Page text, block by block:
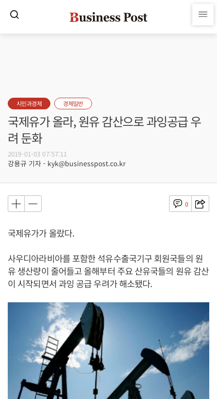
시민과경제 경제일반
국제유가 올라, 원유 감산으로 과잉공급 우
려 둔화
2019-01-03 07:57:11
강용규 기자 - kyk@businesspost.co.kr
0
국제유가가 올랐다.
사우디아라비아를 포함한 석유수출국기구 회원국들의 원
유 생산량이 줄어들고 올해부터 주요 산유국들의 원유 감산
이 시작되면서 과잉 공급 우려가 해소됐다.